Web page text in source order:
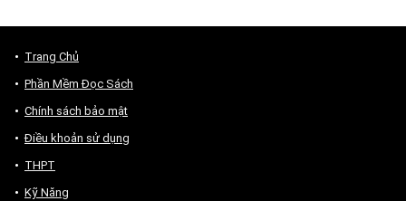
Trang Chủ
Phần Mềm Đọc Sách
Chính sách bảo mật
Điều khoản sử dụng
THPT
Kỹ Năng